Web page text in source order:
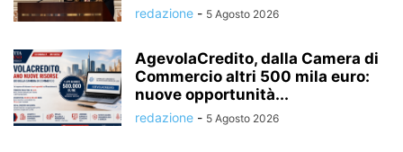
redazione - 5 Agosto 2026
AgevolaCredito, dalla Camera di
Commercio altri 500 mila euro:
nuove opportunità...
redazione - 5 Agosto 2026